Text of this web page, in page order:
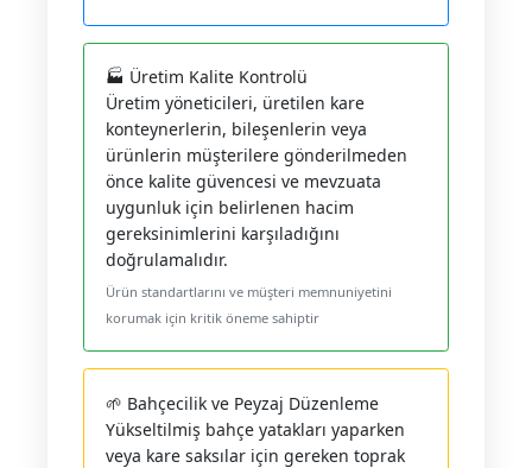
🏭 Üretim Kalite Kontrolü
Üretim yöneticileri, üretilen kare
konteynerlerin, bileşenlerin veya
ürünlerin müşterilere gönderilmeden
önce kalite güvencesi ve mevzuata
uygunluk için belirlenen hacim
gereksinimlerini karşıladığını
doğrulamalıdır.
Ürün standartlarını ve müşteri memnuniyetini
korumak için kritik öneme sahiptir
🌱 Bahçecilik ve Peyzaj Düzenleme
Yükseltilmiş bahçe yatakları yaparken
veya kare saksılar için gereken toprak